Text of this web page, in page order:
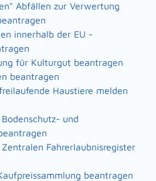
Abfällen zur Verwertung
innerhalb der EU -
für Kulturgut beantragen
beantragen
Haustiere melden
und
Fahrerlaubnisregister
beantragen